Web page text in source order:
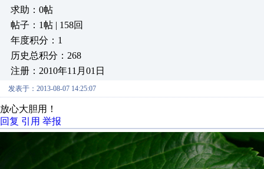
求助：0帖
帖子：1帖 | 158回
年度积分：1
历史总积分：268
注册：2010年11月01日
发表于：2013-08-07 14:25:07
放心大胆用！
回复 引用 举报